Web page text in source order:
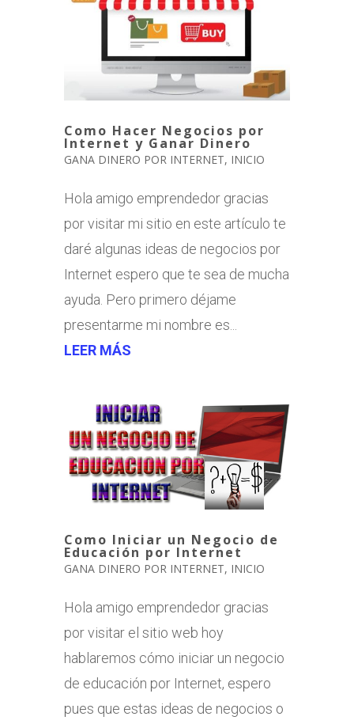
Como Hacer Negocios por
Internet y Ganar Dinero
GANA DINERO POR INTERNET, INICIO
Hola amigo emprendedor gracias
por visitar mi sitio en este artículo te
daré algunas ideas de negocios por
Internet espero que te sea de mucha
ayuda. Pero primero déjame
presentarme mi nombre es...
LEER MÁS
Como Iniciar un Negocio de
Educación por Internet
GANA DINERO POR INTERNET, INICIO
Hola amigo emprendedor gracias
por visitar el sitio web hoy
hablaremos cómo iniciar un negocio
de educación por Internet, espero
pues que estas ideas de negocios o